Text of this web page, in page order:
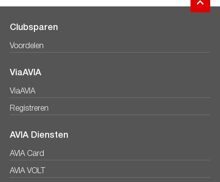
Clubsparen
Voordelen
ViaAVIA
ViaAVIA
Registreren
AVIA Diensten
AVIA Card
AVIA VOLT